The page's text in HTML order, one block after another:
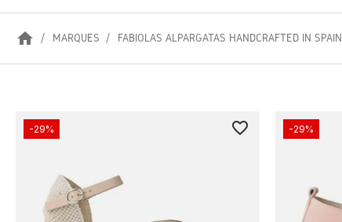
home MARQUES FABIOLAS ALPARGATAS HANDCRAFTED IN SPAIN
-29% favorite_border -29%